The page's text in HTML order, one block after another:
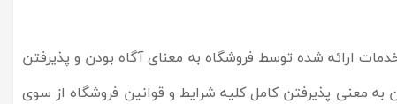
ارائه شده توسط فروشگاه به معنای آگاه بودن و پذیرفتن
معنی پذیرفتن کامل کلیه شرایط و قوانین فروشگاه از سوی